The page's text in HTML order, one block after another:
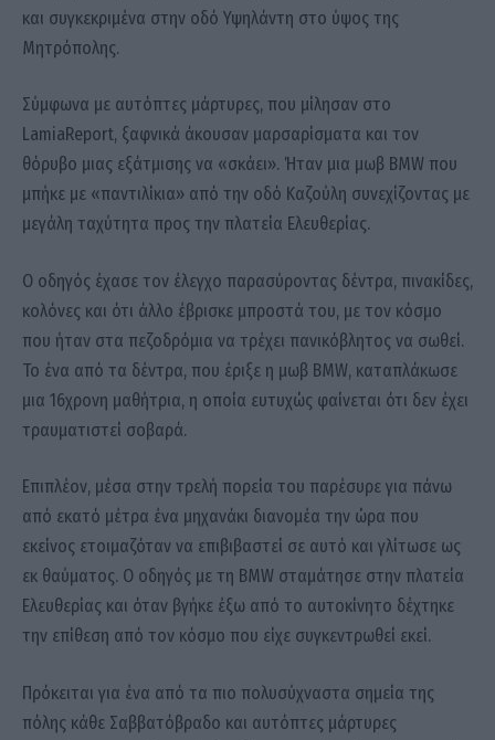
και συγκεκριμένα στην οδό Υψηλάντη στο ύψος της
Μητρόπολης.
Σύμφωνα με αυτόπτες μάρτυρες, που μίλησαν στο
LamiaReport, ξαφνικά άκουσαν μαρσαρίσματα και τον
θόρυβο μιας εξάτμισης να «σκάει». Ήταν μια μωβ BMW που
μπήκε με «παντιλίκια» από την οδό Καζούλη συνεχίζοντας με
μεγάλη ταχύτητα προς την πλατεία Ελευθερίας.
Ο οδηγός έχασε τον έλεγχο παρασύροντας δέντρα, πινακίδες,
κολόνες και ότι άλλο έβρισκε μπροστά του, με τον κόσμο
που ήταν στα πεζοδρόμια να τρέχει πανικόβλητος να σωθεί.
Το ένα από τα δέντρα, που έριξε η μωβ BMW, καταπλάκωσε
μια 16χρονη μαθήτρια, η οποία ευτυχώς φαίνεται ότι δεν έχει
τραυματιστεί σοβαρά.
Επιπλέον, μέσα στην τρελή πορεία του παρέσυρε για πάνω
από εκατό μέτρα ένα μηχανάκι διανομέα την ώρα που
εκείνος ετοιμαζόταν να επιβιβαστεί σε αυτό και γλίτωσε ως
εκ θαύματος. Ο οδηγός με τη BMW σταμάτησε στην πλατεία
Ελευθερίας και όταν βγήκε έξω από το αυτοκίνητο δέχτηκε
την επίθεση από τον κόσμο που είχε συγκεντρωθεί εκεί.
Πρόκειται για ένα από τα πιο πολυσύχναστα σημεία της
πόλης κάθε Σαββατόβραδο και αυτόπτες μάρτυρες